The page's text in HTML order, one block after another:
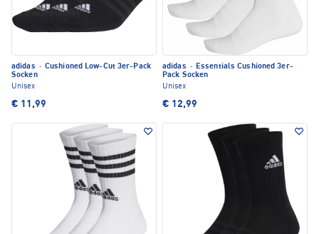
adidas · Cushioned Low-Cut 3er-Pack
Socken
Unisex
€ 11,99
adidas · Essentials Cushioned 3er-
Pack Socken
Unisex
€ 12,99